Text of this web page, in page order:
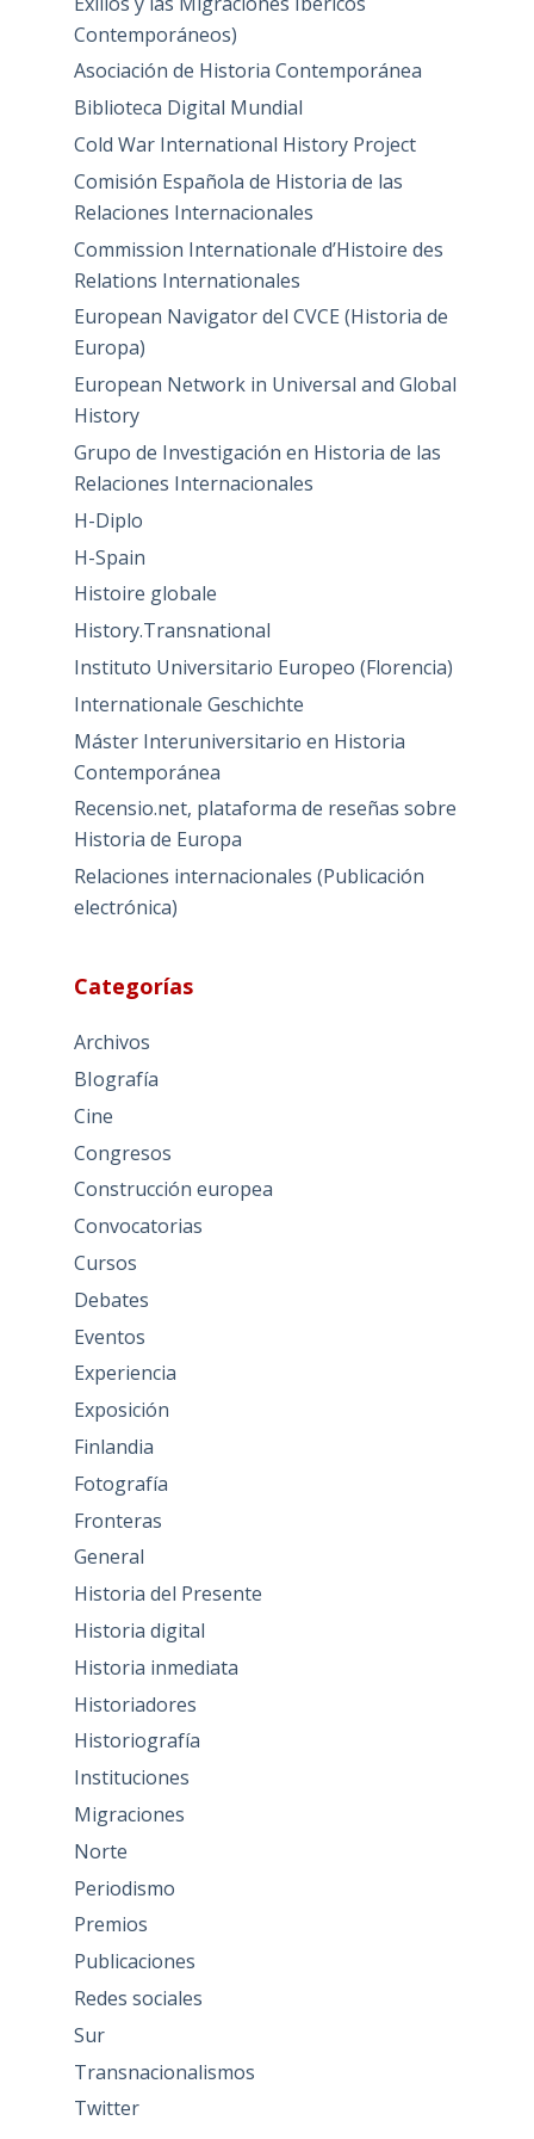
Contemporáneos)
Asociación de Historia Contemporánea
Biblioteca Digital Mundial
Cold War International History Project
Comisión Española de Historia de las
Relaciones Internacionales
Commission Internationale d’Histoire des
Relations Internationales
European Navigator del CVCE (Historia de
Europa)
European Network in Universal and Global
History
Grupo de Investigación en Historia de las
Relaciones Internacionales
H-Diplo
H-Spain
Histoire globale
History.Transnational
Instituto Universitario Europeo (Florencia)
Internationale Geschichte
Máster Interuniversitario en Historia
Contemporánea
Recensio.net, plataforma de reseñas sobre
Historia de Europa
Relaciones internacionales (Publicación
electrónica)
Categorías
Archivos
BIografía
Cine
Congresos
Construcción europea
Convocatorias
Cursos
Debates
Eventos
Experiencia
Exposición
Finlandia
Fotografía
Fronteras
General
Historia del Presente
Historia digital
Historia inmediata
Historiadores
Historiografía
Instituciones
Migraciones
Norte
Periodismo
Premios
Publicaciones
Redes sociales
Sur
Transnacionalismos
Twitter